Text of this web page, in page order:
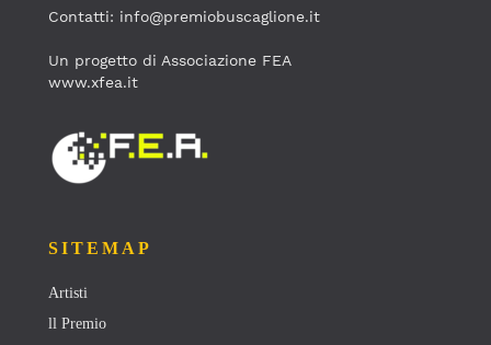
Contatti: info@premiobuscaglione.it
Un progetto di Associazione FEA
www.xfea.it
SITEMAP
Artisti
ll Premio